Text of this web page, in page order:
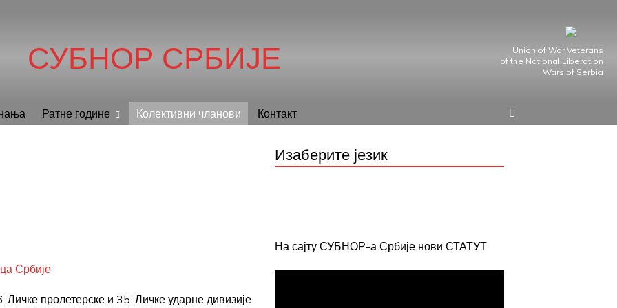
СУБНОР СРБИЈЕ
Union of War Veterans
of the National Liberation
Wars of Serbia
Ратне године Колективни чланови Контакт
Србије
пролетерске и 35. Личке ударне дивизије
Изаберите језик
На сајту СУБНОР-а Србије нови СТАТУТ